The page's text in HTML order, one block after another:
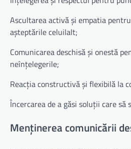
Ascultarea activă și empatia
așteptările celuilalt;
Comunicarea deschisă și onestă
neînțelegerile;
Reacția constructivă și flexibilă la
Încercarea de a găsi soluții care să
Menținerea comunicării